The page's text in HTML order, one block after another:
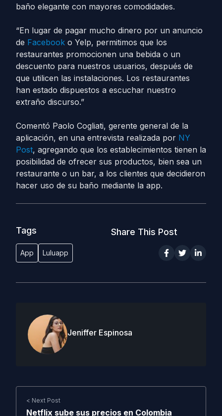
baño elegante con mayores comodidades.
“En lugar de pagar mucho dinero por un anuncio
de Facebook o Yelp, permitimos que los
restaurantes promocionen una bebida o un
descuento para nuestros usuarios, después de
que utilicen las instalaciones. Los restaurantes
han estado dispuestos a escuchar nuestro
extraño discurso.”
Comentó Paolo Cogliati, gerente general de la
aplicación, en una entrevista realizada por NY
Post, agregando que los establecimientos tienen la
posibilidad de ofrecer sus productos, bien sea un
restaurante o un bar, a los clientes que decidieron
hacer uso de su baño mediante la app.
Tags
App Luluapp
Share This Post
Jeniffer Espinosa
< Next Post
Netflix sube sus precios en Colombia